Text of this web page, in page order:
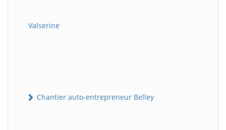
Valserine
Chantier auto-entrepreneur Belley